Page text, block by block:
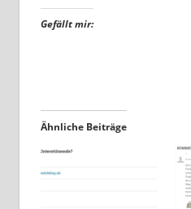
Gefällt mir:
Ähnliche Beiträge